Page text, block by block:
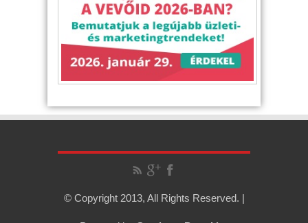
© Copyright 2013, All Rights Reserved. |